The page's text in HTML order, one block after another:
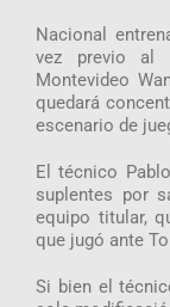
Nacional
vez previo al
Montevideo
quedará
escenario de
El técnico
suplentes por
equipo titular,
que jugó ante
Si bien el